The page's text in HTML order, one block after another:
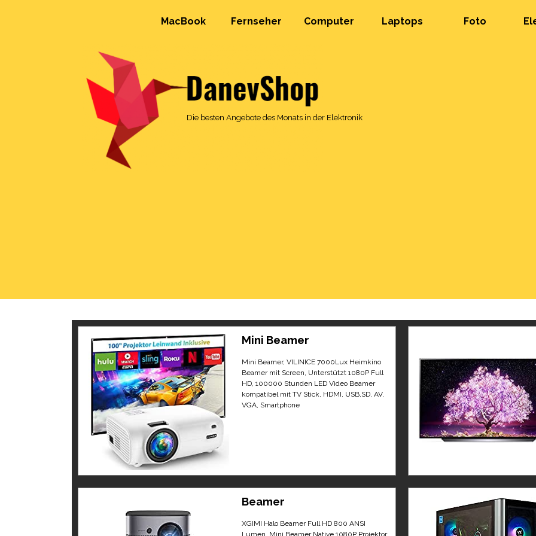
MacBook Fernseher Computer Laptops Foto
Die besten Angebote des Monats in der Elektronik
Mini Beamer
Mini Beamer, VILINICE 7000Lux Heimkino
Beamer mit Screen, Unterstützt 1080P Full
HD, 100000 Stunden LED Video Beamer
kompatibel mit TV Stick, HDMI, USB,SD, AV,
VGA, Smartphone
Beamer
XGIMI Halo Beamer Full HD 800 ANSI
Lumen, Mini Beamer Native 1080P Projektor